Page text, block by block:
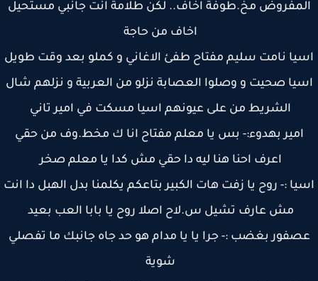
مخ.طوفة اخاف.. لكن طلامة انت جانبي مستحيل
اخاف من حاجة
نامت سليم مفتاح طفئ الاغاني و كملو بعد وقت طويل
صحيت و وصلوا العصابة نزلو من العربية و نزلهم شال
الشريط من على عيونهم اسيا مسكت في امير تاني
امير بهدوء:- بس يا معلم مفتاح انا ك مخط.وف من حقي
اعرف احنا هنا ليه دا حقي مش كدا يا معلم صخر
:- روح يا زفت هات الكبير بتاعكم يكلمنا بدل الهبل دا انت
مش عارف تشيل س.لاح اصلا روح يا بابا العب بعيد
بغضب :- جرا يا يا مدام هو حد جاه جانبك ما تفصلي
شوية